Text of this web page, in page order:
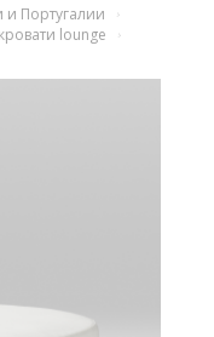
Португалии
lounge